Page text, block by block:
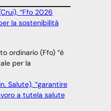
“Ffo 2026
la sostenibilità
ordinario (Ffo) “è
per la
Salute), “garantire
a tutela salute